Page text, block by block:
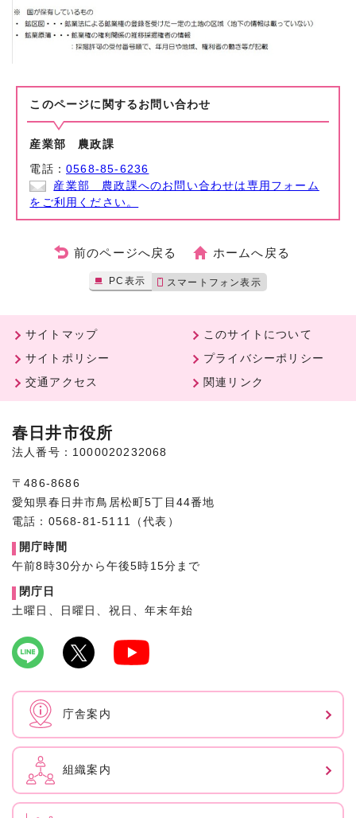
このページに関する お問い合わせ
産業部 農政課
電話：0568-85-6236
産業部 農政課へのお問い合わせは専用フォーム
をご利用ください。
前のページへ戻る ホームへ戻る
PC表示 スマートフォン表示
サイトマップ
このサイトについて
サイトポリシー
プライバシーポリシー
交通アクセス
関連リンク
春日井市役所
法人番号：1000020232068
〒486-8686
愛知県春日井市鳥居松町5丁目44番地
電話：0568-81-5111（代表）
開庁時間
午前8時30分から午後5時15分まで
閉庁日
土曜日、日曜日、祝日、年末年始
庁舎案内
組織案内